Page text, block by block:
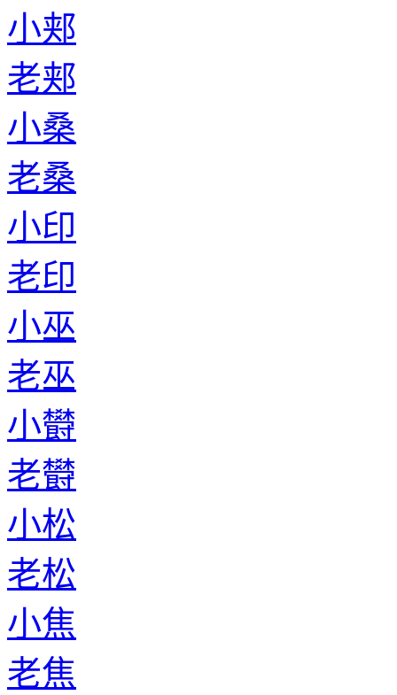
小郏
老郏
小桑
老桑
小印
老印
小巫
老巫
小欎
老欎
小松
老松
小焦
老焦